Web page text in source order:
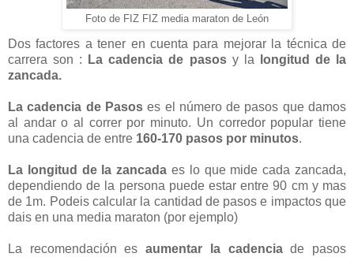
Foto de FIZ FIZ media maraton de León
Dos factores a tener en cuenta para mejorar la técnica de
carrera son : La cadencia de pasosy la
longitud de la
zancada.
La cadencia de Pasoses el número de pasos que damos
al andar o al correr por minuto. Un corredor popular tiene
una cadencia de entre 160-170 pasos por minutos.
La longitud de la zancada es lo que mide cada zancada,
dependiendo de la persona puede estar entre 90 cm y mas
de 1m. Podeis calcular la cantidad de pasos e impactos que
dais en una media maraton (por ejemplo)
La recomendación esaumentar la cadenciade pasos